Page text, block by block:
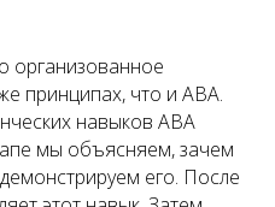
организованное
принципах, что и ABA.
навыков ABA
мы объясняем, зачем
его. После